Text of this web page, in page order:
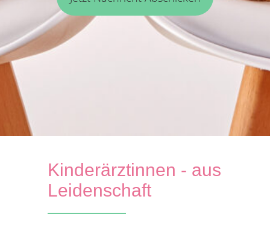
Kinderärztinnen - aus
Leidenschaft